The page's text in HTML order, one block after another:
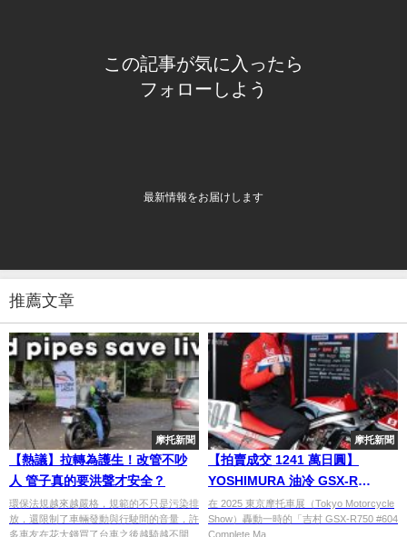
この記事が気に入ったら
フォローしよう
最新情報をお届けします
推薦文章
摩托新聞
【熱議】拉轉為護生！改管不吵
人 管子真的要洪聲才安全？
環保法規越來越嚴格，規範的不只是污染排
放，還限制了車輛發動與行駛間的音量，許
多車友在花大錢買了台車之後越騎越不開
摩托新聞
【拍賣成交 1241 萬日圓】
YOSHIMURA 油冷 GSX-R
Complete Machine 得標者曝光
在 2025 東京摩托車展（Tokyo Motorcycle
Show）轟動一時的「吉村 GSX-R750 #604
Complete Ma...